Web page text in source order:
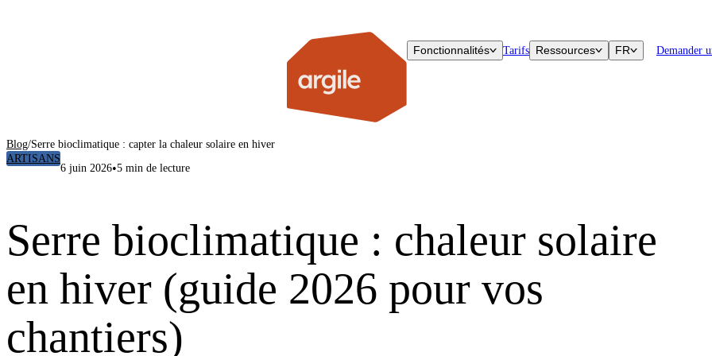
Fonctionnalités Tarifs Ressources FR Demander
Blog/Serre bioclimatique : capter la chaleur solaire en hiver
ARTISANS
6 juin 2026•5 min de lecture
Serre bioclimatique : chaleur solaire
en hiver (guide 2026 pour vos
chantiers)